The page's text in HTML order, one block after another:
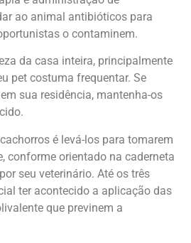
ao animal antibióticos para
o contaminem.
da casa inteira, principalmente
pet costuma frequentar. Se
sua residência, mantenha-os
é levá-los para tomarem
conforme orientado na caderneta
seu veterinário. Até os três
ter acontecido a aplicação das
que previnem a